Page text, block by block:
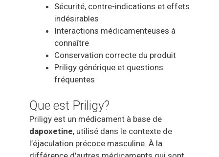
Sécurité, contre-indications et effets
indésirables
Interactions médicamenteuses à
connaître
Conservation correcte du produit
Priligy générique et questions
fréquentes
Que est Priligy?
Priligy est un médicament à base de
dapoxetine, utilisé dans le contexte de
l’éjaculation précoce masculine. À la